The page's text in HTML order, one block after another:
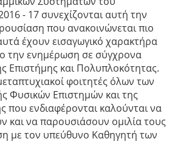
- 17 συνεχίζονται αυτή την
που ανακοινώνεται πιο
έχουν εισαγωγικό χαρακτήρα
την ενημέρωση σε σύγχρονα
Επιστήμης και Πολυπλοκότητας.
φοιτητές όλων των
Φυσικών Επιστημών και της
που ενδιαφέρονται καλούνται να
και να παρουσιάσουν ομιλία τους
με τον υπεύθυνο Καθηγητή των